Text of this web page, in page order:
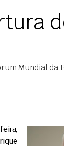
Mundial da